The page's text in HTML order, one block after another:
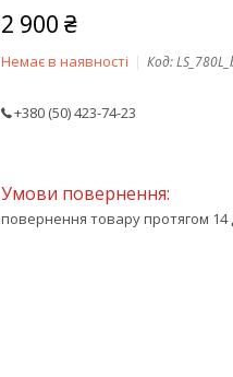
2 900 ₴
Немає в наявності Код:
+380 (50) 423-74-23
повернення товару протягом 14